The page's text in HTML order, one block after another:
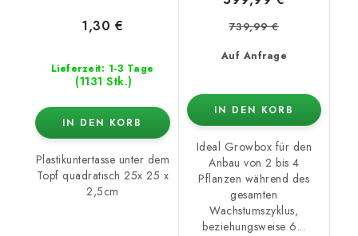
Lieferzeit: 1-3 Tage
(1131 Stk.)
1,30 €
IN DEN KORB
Plastikuntertasse unter dem
Topf quadratisch 25x 25 x
2,5cm
Auf Anfrage
739,99 €
IN DEN KORB
Ideal Growbox für den
Anbau von 2 bis 4
Pflanzen während des
gesamten
Wachstumszyklus,
beziehungsweise 6...